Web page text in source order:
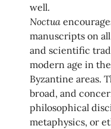
well.
Noctua
manuscripts on
and scientific
modern age in
Byzantine areas.
broad, and
philosophical
metaphysics, or